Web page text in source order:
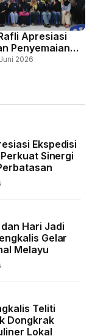
Apresiasi
Penyemaian
Kopi
2026
Ekspedisi
Sinergi
Hari Jadi
Gelar
Melayu
Teliti
Dongkrak
Lokal